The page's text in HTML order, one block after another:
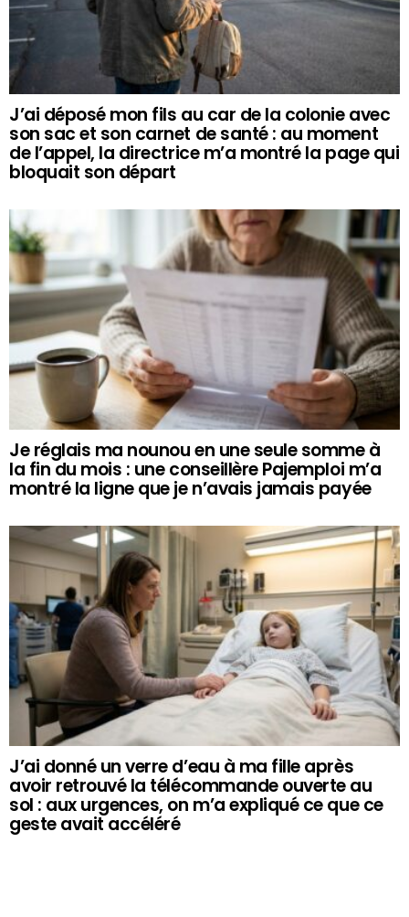
J’ai déposé mon fils au car de la colonie avec
son sac et son carnet de santé : au moment
de l’appel, la directrice m’a montré la page qui
bloquait son départ
Je réglais ma nounou en une seule somme à
la fin du mois : une conseillère Pajemploi m’a
montré la ligne que je n’avais jamais payée
J’ai donné un verre d’eau à ma fille après
avoir retrouvé la télécommande ouverte au
sol : aux urgences, on m’a expliqué ce que ce
geste avait accéléré